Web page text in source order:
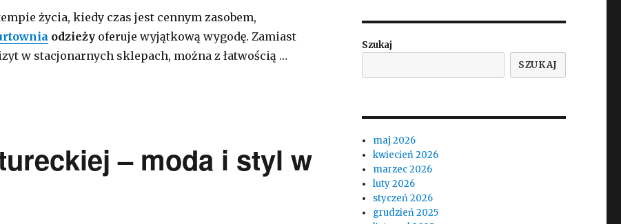
życia, kiedy czas jest cennym zasobem,
odzieżyoferuje wyjątkową wygodę. Zamiast
w stacjonarnych sklepach, można z łatwością …
– moda i styl w
Szukaj
SZUKAJ
maj 2026
kwiecień 2026
marzec 2026
luty 2026
styczeń 2026
grudzień 2025